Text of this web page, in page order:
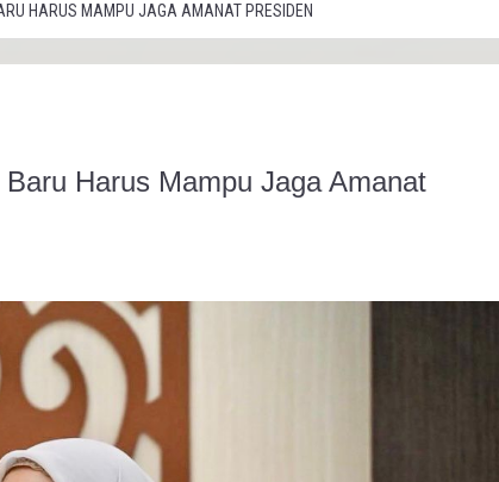
HARUS MAMPU JAGA AMANAT PRESIDEN
Harus Mampu Jaga Amanat